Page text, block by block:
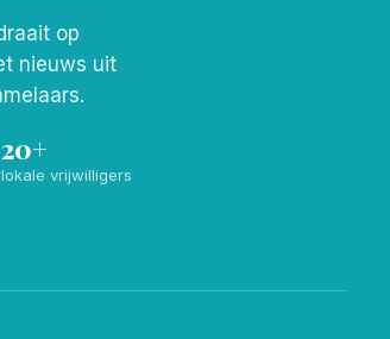
op
nieuws uit
20+
lokale vrijwilligers